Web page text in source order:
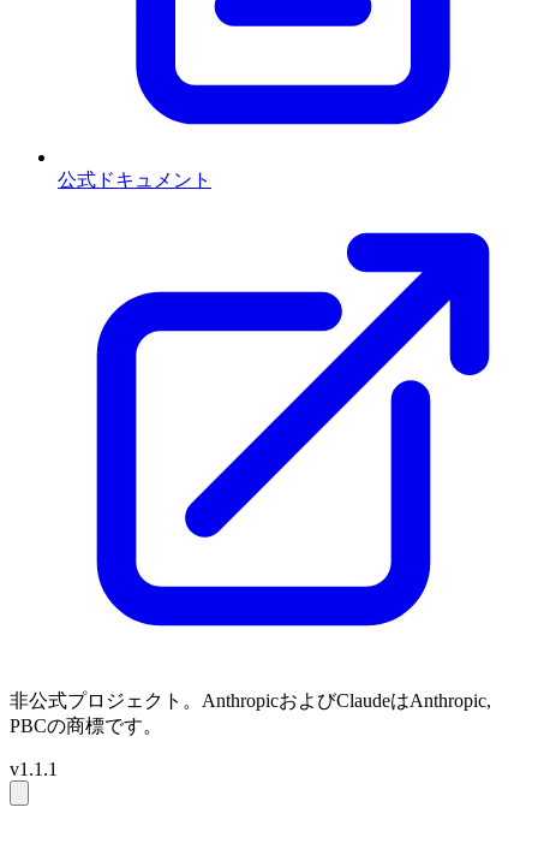
公式ドキュメント
非公式プロジェクト。AnthropicおよびClaudeはAnthropic,
PBCの商標です。
v1.1.1